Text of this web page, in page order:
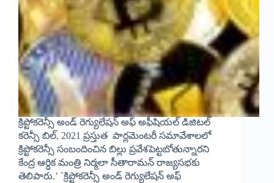
క్రిప్టోకరెన్సీ అండ్ రెగ్యులేషన్ అఫ్ అఫీషియల్ డిజిటల్
కరెన్సీ బిల్, 2021 ప్రస్తుత పార్లమెంటరీ సమావేశాలలో
క్రిప్టోకరెన్సీ సంబందించిన బిల్లు ప్రవేశపెట్టబోతున్నారని
కేంద్ర ఆర్ధిక మంత్రి నిర్మలా సీతారామన్ రాజ్యసభకు
తెలిపారు.’ `క్రిప్టోకరెన్సీ అండ్ రెగ్యులేషన్ అఫ్